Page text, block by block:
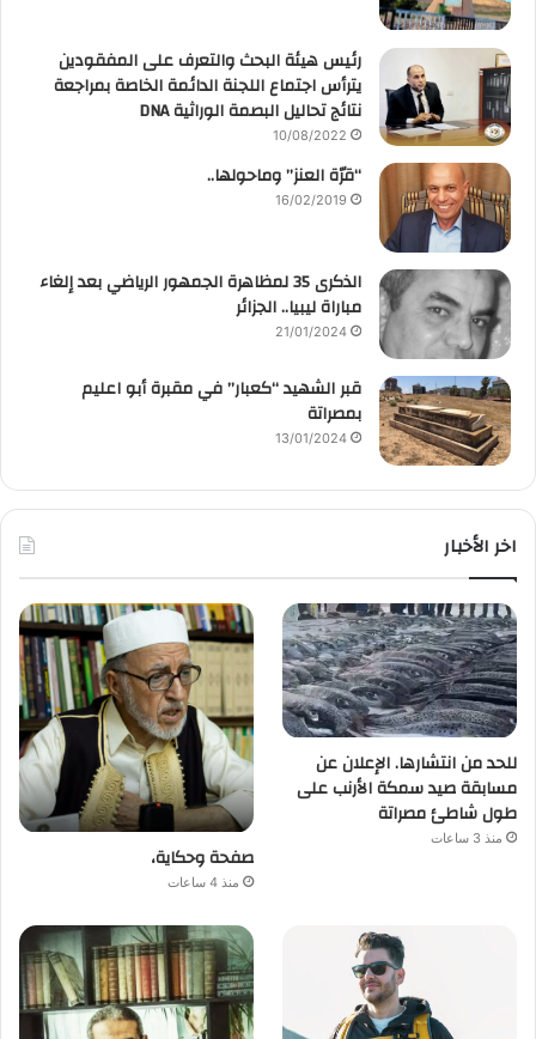
رئيس هيئة البحث والتعرف على المفقودين
يترأس اجتماع اللجنة الدائمة الخاصة بمراجعة
نتائج تحاليل البصمة الوراثية DNA
10/08/2022
“قرّة العنز” وماحولها..
16/02/2019
الذكرى 35 لمظاهرة الجمهور الرياضي بعد إلغاء
مباراة ليبيا.. الجزائر
21/01/2024
قبر الشهيد “كعبار” في مقبرة أبو اعليم
بمصراتة
13/01/2024
اخر الأخبار
للحد من انتشارها. الإعلان عن
مسابقة صيد سمكة الأرنب على
طول شاطئ مصراتة
منذ 3 ساعات
صفحة وحكاية،
منذ 4 ساعات